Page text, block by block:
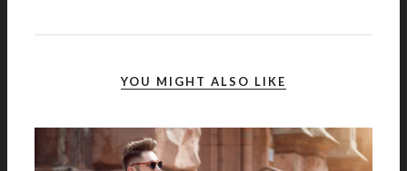
YOU MIGHT ALSO LIKE